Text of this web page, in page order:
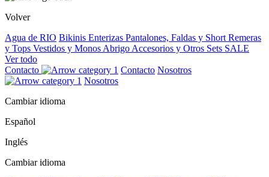
Volver
Agua de RIO Bikinis Enterizas Pantalones, Faldas y Short Remeras
y Tops Vestidos y Monos Abrigo Accesorios y Otros Sets SALE
Ver todo
Contacto
Contacto Nosotros
Nosotros
Cambiar idioma
Español
Inglés
Cambiar idioma